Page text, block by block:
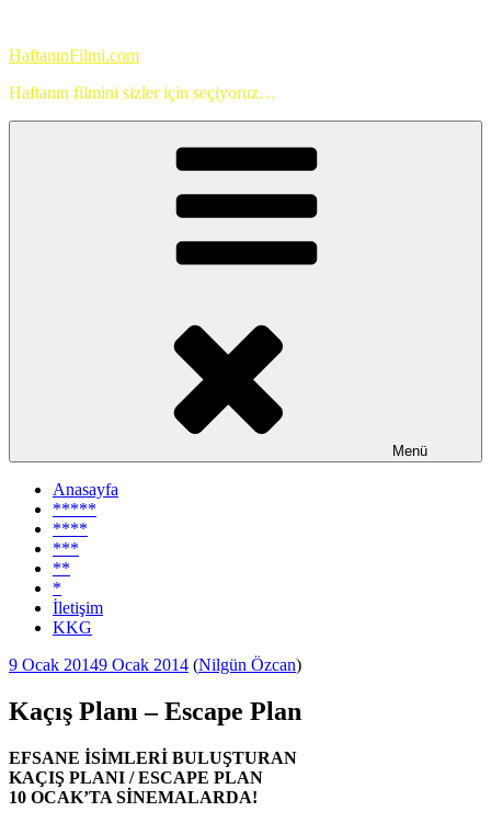
HaftanınFilmi.com
Haftanın filmini sizler için seçiyoruz…
Menü
Anasayfa
*****
****
***
**
*
İletişim
KKG
Yayım
9 Ocak 20149 Ocak 2014 (Nilgün Özcan)
Kaçış Planı – Escape Plan
EFSANE İSİMLERİ BULUŞTURAN
KAÇIŞ PLANI / ESCAPE PLAN
10 OCAK’TA SİNEMALARDA!